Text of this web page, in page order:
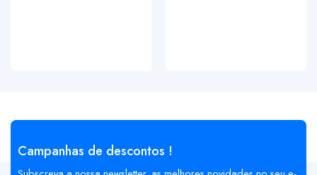
Campanhas de descontos !